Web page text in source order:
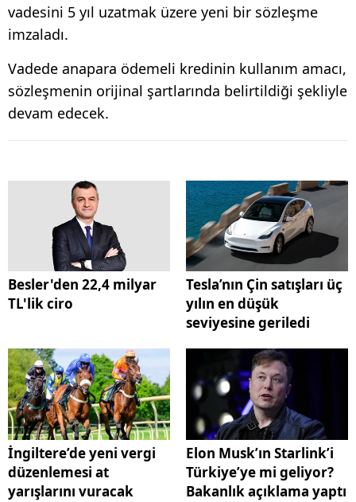
vadesini 5 yıl uzatmak üzere yeni bir sözleşme
imzaladı.
Vadede anapara ödemeli kredinin kullanım amacı,
sözleşmenin orijinal şartlarında belirtildiği şekliyle
devam edecek.
Besler'den 22,4 milyar
TL'lik ciro
Tesla’nın Çin satışları üç
yılın en düşük
seviyesine geriledi
İngiltere’de yeni vergi
düzenlemesi at
yarışlarını vuracak
Elon Musk’ın Starlink’i
Türkiye’ye mi geliyor?
Bakanlık açıklama yaptı